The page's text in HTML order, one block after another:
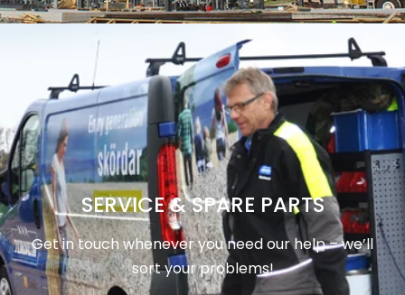
SERVICE & SPARE PARTS
Get in touch whenever you need our help – we’ll
sort your problems!